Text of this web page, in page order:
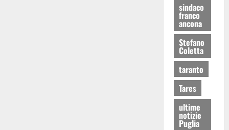
sindaco
franco
ancona
Stefano
Coletta
taranto
Tares
ultime
notizie
Puglia